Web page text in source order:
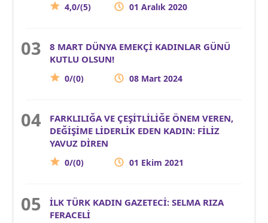
4,0/(5) 01 Aralık 2020
8 MART DÜNYA EMEKÇİ KADINLAR GÜNÜ
KUTLU OLSUN!
0/(0) 08 Mart 2024
FARKLILIĞA VE ÇEŞİTLİLİĞE ÖNEM VEREN,
DEĞİŞİME LİDERLİK EDEN KADIN: FİLİZ
YAVUZ DİREN
0/(0) 01 Ekim 2021
İLK TÜRK KADIN GAZETECİ: SELMA RIZA
FERACELİ